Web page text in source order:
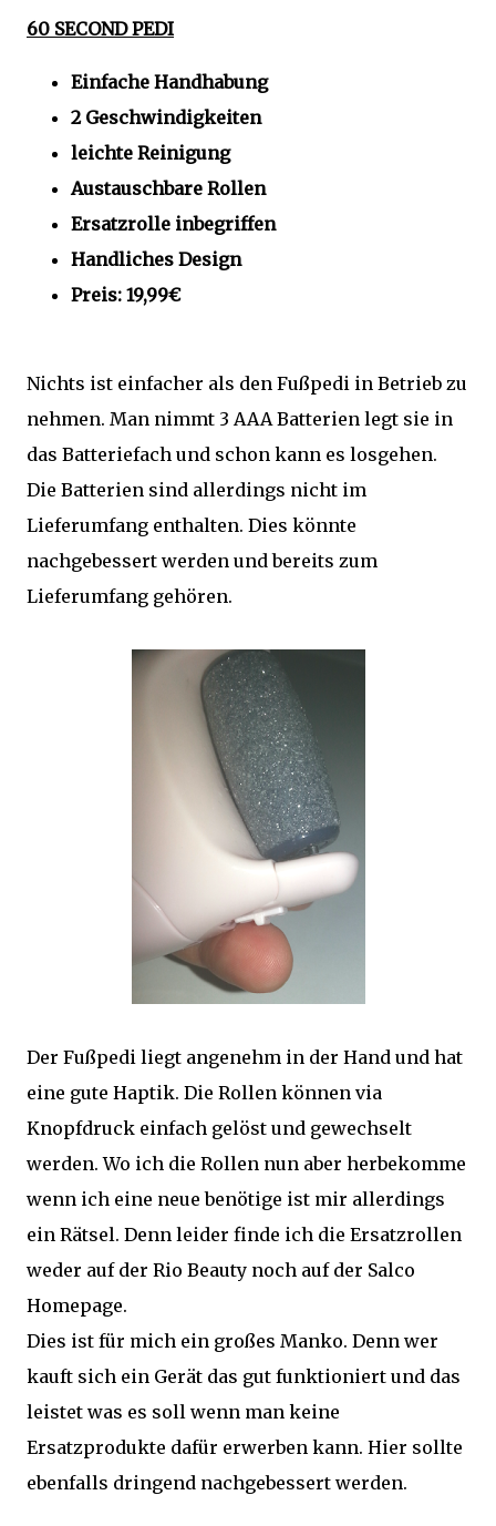
60 SECOND PEDI
Einfache Handhabung
2 Geschwindigkeiten
leichte Reinigung
Austauschbare Rollen
Ersatzrolle inbegriffen
Handliches Design
Preis: 19,99€
Nichts ist einfacher als den Fußpedi in Betrieb zu
nehmen. Man nimmt 3 AAA Batterien legt sie in
das Batteriefach und schon kann es losgehen.
Die Batterien sind allerdings nicht im
Lieferumfang enthalten. Dies könnte
nachgebessert werden und bereits zum
Lieferumfang gehören.
Der Fußpedi liegt angenehm in der Hand und hat
eine gute Haptik. Die Rollen können via
Knopfdruck einfach gelöst und gewechselt
werden. Wo ich die Rollen nun aber herbekomme
wenn ich eine neue benötige ist mir allerdings
ein Rätsel. Denn leider finde ich die Ersatzrollen
weder auf der Rio Beauty noch auf der Salco
Homepage.
Dies ist für mich ein großes Manko. Denn wer
kauft sich ein Gerät das gut funktioniert und das
leistet was es soll wenn man keine
Ersatzprodukte dafür erwerben kann. Hier sollte
ebenfalls dringend nachgebessert werden.